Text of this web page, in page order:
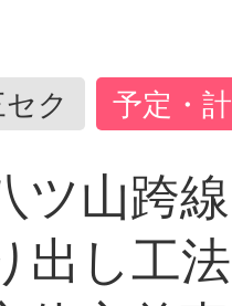
ク 予定・
山跨
出し工